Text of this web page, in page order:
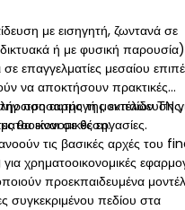
με εισηγητή, ζωντανά σε
ή με φυσική παρουσία)
σε επαγγελματίες μεσαίου
να αποκτήσουν πρακτικές
προσαρμογή μοντέλων ΤΝ
εργασίες.
αυτής της εκπαίδευσης,
θα είναι σε θέση:
τις βασικές αρχές του
χρηματοοικονομικές
προεκπαιδευμένα
συγκεκριμένου πεδίου στα